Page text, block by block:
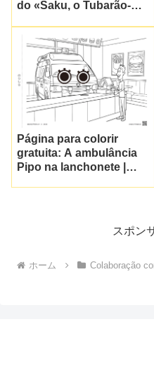
do «Saku, o Tubarão-
Nurie Planet
Página para colorir
gratuita: A ambulância
Pipo na lanchonete |
スポン
ホーム Colaboração